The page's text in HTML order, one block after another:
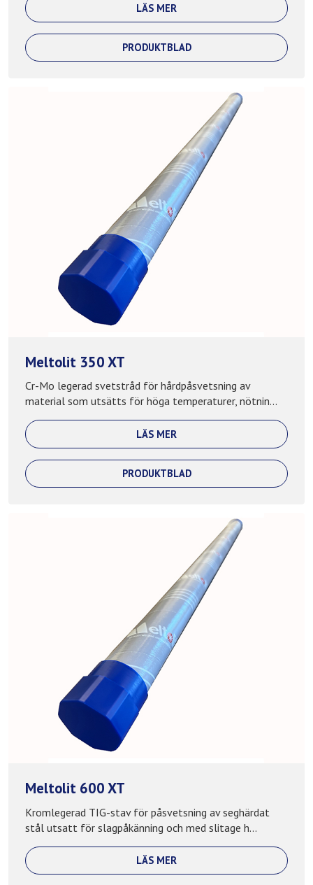
LÄS MER
PRODUKTBLAD
Meltolit 350 XT
Cr-Mo legerad svetstråd för hårdpåsvetsning av
material som utsätts för höga temperaturer, nötnin...
LÄS MER
PRODUKTBLAD
Meltolit 600 XT
Kromlegerad TIG-stav för påsvetsning av seghärdat
stål utsatt för slagpåkänning och med slitage h...
LÄS MER